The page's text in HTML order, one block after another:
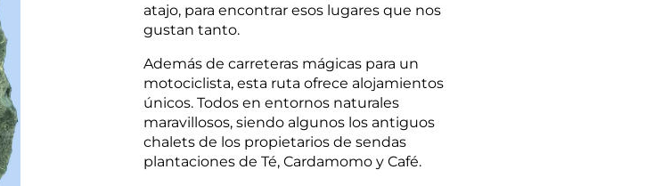
atajo, para encontrar esos lugares que nos
gustan tanto.
Además de carreteras mágicas para un
motociclista, esta ruta ofrece alojamientos
únicos. Todos en entornos naturales
maravillosos, siendo algunos los antiguos
chalets de los propietarios de sendas
plantaciones de Té, Cardamomo y Café.